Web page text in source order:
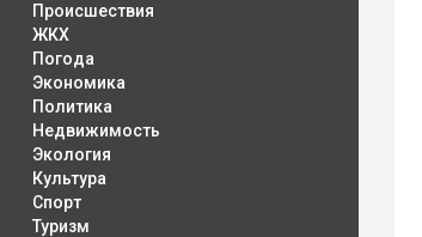
Происшествия
ЖКХ
Погода
Экономика
Политика
Недвижимость
Экология
Культура
Спорт
Туризм